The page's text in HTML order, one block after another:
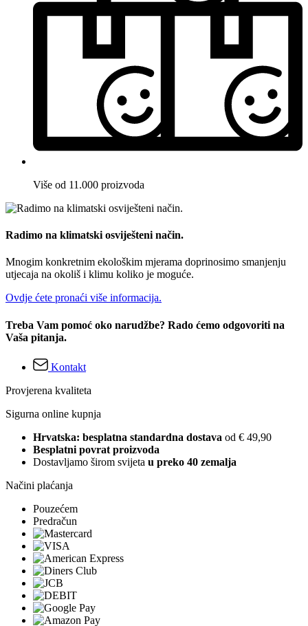
Više od 11.000 proizvoda
Radimo na klimatski osviješteni način.
Mnogim konkretnim ekološkim mjerama doprinosimo smanjenju
utjecaja na okoliš i klimu koliko je moguće.
Ovdje ćete pronaći više informacija.
Treba Vam pomoć oko narudžbe? Rado ćemo odgovoriti na
Vaša pitanja.
Kontakt
Provjerena kvaliteta
Sigurna online kupnja
Hrvatska: besplatna standardna dostava od € 49,90
Besplatni povrat proizvoda
Dostavljamo širom svijeta u preko 40 zemalja
Načini plaćanja
Pouzećem
Predračun